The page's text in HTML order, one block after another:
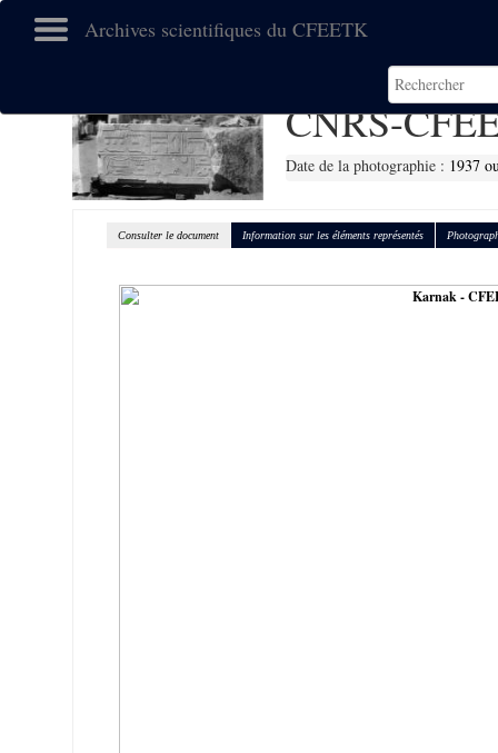
Archives scientifiques du CFEETK
CNRS-
Date de la photographie : 1937
Consulter le document Information sur les éléments représentés